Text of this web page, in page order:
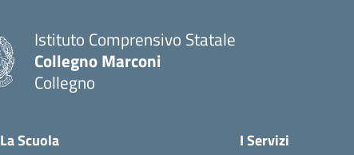
Istituto Comprensivo Statale
Collegno Marconi
Collegno
La Scuola I Servizi